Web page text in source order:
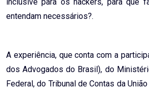
inclusive para os hackers, para que
entendam necessários?.
A experiência, que conta com a
dos Advogados do Brasil), do
Federal, do Tribunal de Contas da